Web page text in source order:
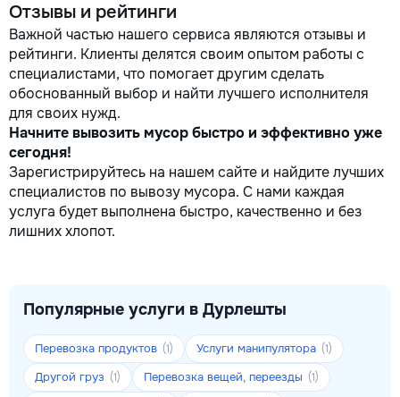
Отзывы и рейтинги
Важной частью нашего сервиса являются отзывы и
рейтинги. Клиенты делятся своим опытом работы с
специалистами, что помогает другим сделать
обоснованный выбор и найти лучшего исполнителя
для своих нужд.
Начните вывозить мусор быстро и эффективно уже
сегодня!
Зарегистрируйтесь на нашем сайте и найдите лучших
специалистов по вывозу мусора. С нами каждая
услуга будет выполнена быстро, качественно и без
лишних хлопот.
Популярные услуги в Дурлешты
Перевозка продуктов (1) Услуги манипулятора (1)
Другой груз (1) Перевозка вещей, переезды (1)